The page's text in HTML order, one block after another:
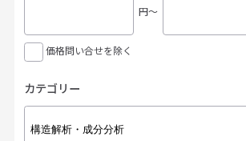
円〜
価格問い合せを除く
カテゴリー